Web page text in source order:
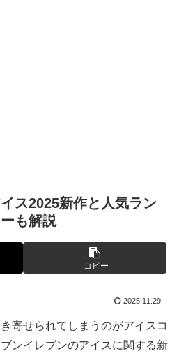
ス2025新作と人気ラン
も解説
コピー
2025.11.29
寄せられてしまうのがアイスコ
ンイレブンのアイスに関する新